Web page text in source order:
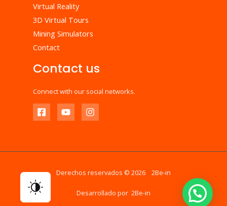
Virtual Reality
3D Virtual Tours
Mining Simulators
Contact
Contact us
Connect with our social networks.
Derechos reservados © 2026 2Be-in
Desarrollado por 2Be-in